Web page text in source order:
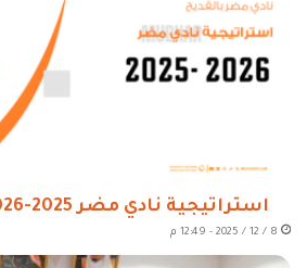
استراتيجية نادي مضر 2025-2026
8 / 12 / 2025 - 12:49 م